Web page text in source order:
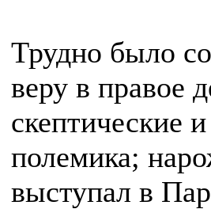
Трудно было
веру в правое
скептические
полемика;
выступал в